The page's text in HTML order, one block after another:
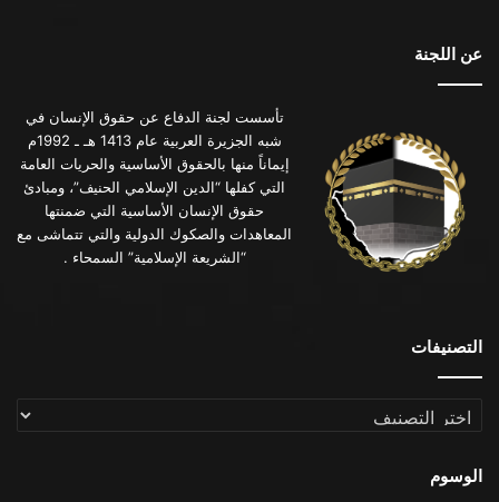
عن اللجنة
تأسست لجنة الدفاع عن حقوق الإنسان في
شبه الجزيرة العربية عام 1413 هـ ـ 1992م
إيماناً منها بالحقوق الأساسية والحريات العامة
التي كفلها “الدين الإسلامي الحنيف”، ومبادئ
حقوق الإنسان الأساسية التي ضمنتها
المعاهدات والصكوك الدولية والتي تتماشى مع
“الشريعة الإسلامية” السمحاء .
التصنيفات
التصنيفات
الوسوم